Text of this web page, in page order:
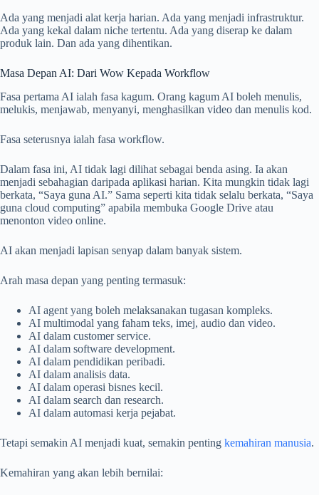
Ada yang menjadi alat kerja harian. Ada yang menjadi infrastruktur.
Ada yang kekal dalam niche tertentu. Ada yang diserap ke dalam
produk lain. Dan ada yang dihentikan.
Masa Depan AI: Dari Wow Kepada Workflow
Fasa pertama AI ialah fasa kagum. Orang kagum AI boleh menulis,
melukis, menjawab, menyanyi, menghasilkan video dan menulis kod.
Fasa seterusnya ialah fasa workflow.
Dalam fasa ini, AI tidak lagi dilihat sebagai benda asing. Ia akan
menjadi sebahagian daripada aplikasi harian. Kita mungkin tidak lagi
berkata, “Saya guna AI.” Sama seperti kita tidak selalu berkata, “Saya
guna cloud computing” apabila membuka Google Drive atau
menonton video online.
AI akan menjadi lapisan senyap dalam banyak sistem.
Arah masa depan yang penting termasuk:
AI agent yang boleh melaksanakan tugasan kompleks.
AI multimodal yang faham teks, imej, audio dan video.
AI dalam customer service.
AI dalam software development.
AI dalam pendidikan peribadi.
AI dalam analisis data.
AI dalam operasi bisnes kecil.
AI dalam search dan research.
AI dalam automasi kerja pejabat.
Tetapi semakin AI menjadi kuat, semakin penting kemahiran manusia.
Kemahiran yang akan lebih bernilai: